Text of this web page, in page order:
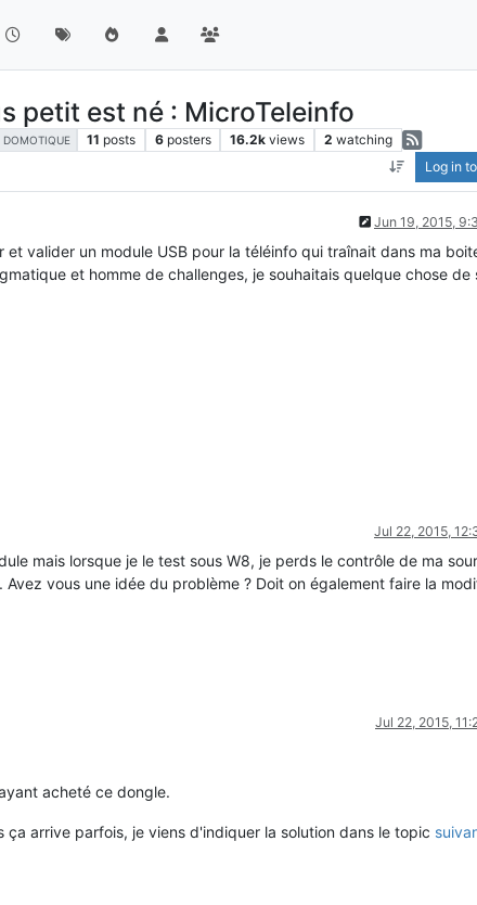
petit est né : MicroTeleinfo
DOMOTIQUE 11 posts 6 posters 16.2k views 2 watching
Log in
Jun 19, 2015,
et valider un module USB pour la téléinfo qui traînait dans ma
et homme de challenges, je souhaitais quelque chose de
Jul 22, 2015,
mais lorsque je le test sous W8, je perds le contrôle de ma
vous une idée du problème ? Doit on également faire la
Jul 22, 2015,
acheté ce dongle.
arrive parfois, je viens d'indiquer la solution dans le topic